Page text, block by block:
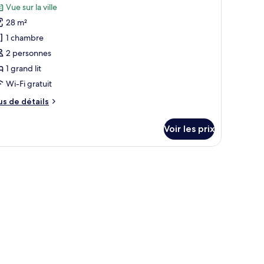
:
Vue sur la ville
28 m²
1 chambre
2 personnes
1 grand lit
Wi-Fi gratuit
de détails
Voir les prix